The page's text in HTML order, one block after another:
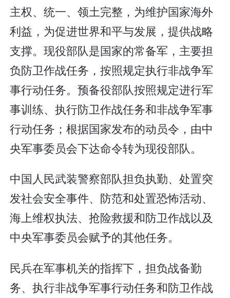
主权、统一、领土完整，为维护国家海外
利益，为促进世界和平与发展，提供战略
支撑。现役部队是国家的常备军，主要担
负防卫作战任务，按照规定执行非战争军
事行动任务。预备役部队按照规定进行军
事训练、执行防卫作战任务和非战争军事
行动任务；根据国家发布的动员令，由中
央军事委员会下达命令转为现役部队。
中国人民武装警察部队担负执勤、处置突
发社会安全事件、防范和处置恐怖活动、
海上维权执法、抢险救援和防卫作战以及
中央军事委员会赋予的其他任务。
民兵在军事机关的指挥下，担负战备勤
务、执行非战争军事行动任务和防卫作战